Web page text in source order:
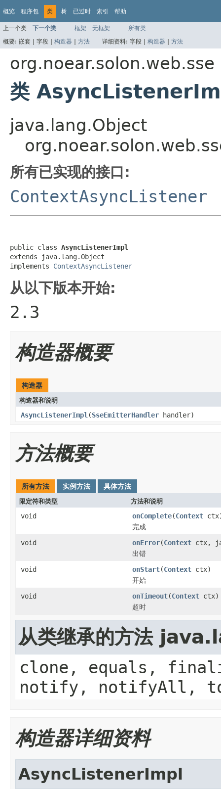
概览 程序包 类 树 已过时 索引 帮助
上一个类 下一个类 框架 无框架
所有类
概要: 嵌套 | 字段 | 构造器 | 方法 详细资料: 字段 | 构造器 | 方法
org.noear.solon.web.sse
类
java.lang.Object
所有已实现的接口:
ContextAsyncListener
public class AsyncListenerImpl
extends java.lang.Object
implements ContextAsyncListener
从以下版本开始:
2.3
构造器概要
构造器
构造器和说明
AsyncListenerImpl (SseEmitterHandler handler)
方法概要
所有方法 实例方法 具体方法
限定符和类型 方法和说明
void onComplete(Context
完成
void
onError(Context ctx,
出错
void
onStart(Context ctx)
开始
void
onTimeout(Context ctx)
超时
从类继承的方法
clone, equals,
notify, notifyAll,
构造器详细资料
AsyncListenerImpl